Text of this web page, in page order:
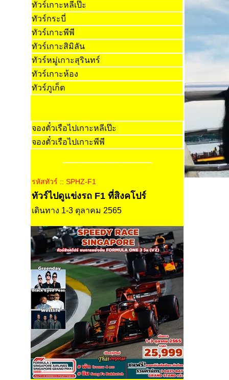
ทัวร์เกาะหลีเป๊ะ
ทัวร์กระบี่
ทัวร์เกาะพีพี
ทัวร์เกาะสิมิลัน
ทัวร์หมู่เกาะสุรินทร์
ทัวร์เกาะห้อง
ทัวร์ภูเก็ต
จองตั๋วเรือไปเกาะหลีเป๊ะ
จองตั๋วเรือไปเกาะพีพี
-----------------------------------
รหัสทัวร์ :: SPHZ-F1
ทัวร์ไปดูแข่งรถ F1 ที่สิงคโปร์
เดินทาง 1-3 ตุลาคม 2565